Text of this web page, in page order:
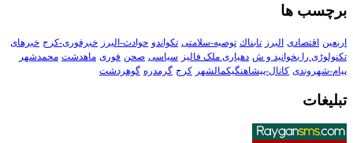
برچسب ها
اربعین اقتصادی البرز تابناك توصیه-سلامتی تکواندو حوادث-البرز خبرفوری-کرج خبرهای
تکنولوڑی را بخوانید و ش دهیاری ملک فالیز سیاسی صحن فوری ماهدشت محمدشهر
پیام-شهروندی کانال-پیشاهنگیکمالشهر کرج گرمدره گوهردشت
تبلیغات